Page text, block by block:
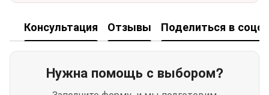
Консультация Отзывы Поделиться в
Нужна помощь с выбором?